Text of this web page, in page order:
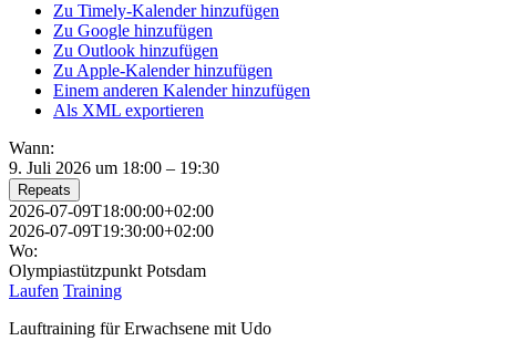
Zu Timely-Kalender hinzufügen
Zu Google hinzufügen
Zu Outlook hinzufügen
Zu Apple-Kalender hinzufügen
Einem anderen Kalender hinzufügen
Als XML exportieren
Wann:
9. Juli 2026 um 18:00 – 19:30
Repeats
2026-07-09T18:00:00+02:00
2026-07-09T19:30:00+02:00
Wo:
Olympiastützpunkt Potsdam
Laufen Training
Lauftraining für Erwachsene mit Udo